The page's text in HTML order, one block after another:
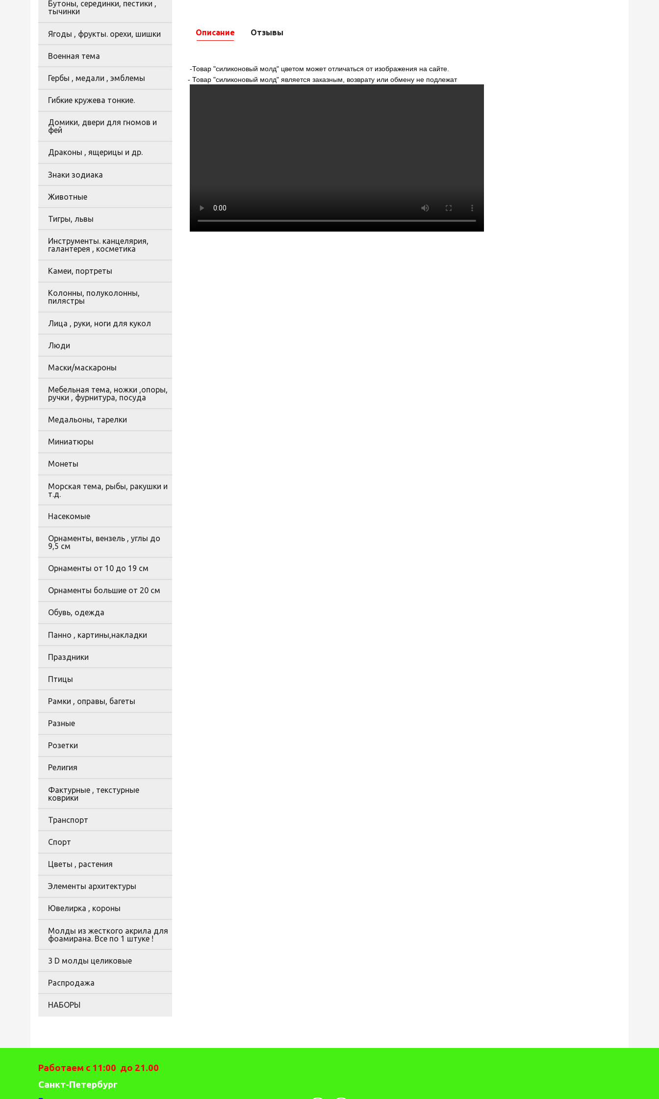
Описание
-Товар "силиконовый молд" цветом может отличаться от изображения на сайте.
- Товар "силиконовый молд" является заказным, возврату или обмену не подлежат
Отзывы
Бутоны, серединки, пестики ,
тычинки
Ягоды , фрукты. орехи, шишки
Военная тема
Гербы , медали , эмблемы
Гибкие кружева тонкие.
Домики, двери для гномов и
фей
Драконы , ящерицы и др.
Знаки зодиака
Животные
Тигры, львы
Инструменты. канцелярия,
галантерея , косметика
Камеи, портреты
Колонны, полуколонны,
пилястры
Лица , руки, ноги для кукол
Люди
Маски/маскароны
Мебельная тема, ножки ,опоры,
ручки , фурнитура, посуда
Медальоны, тарелки
Миниатюры
Монеты
Морская тема, рыбы, ракушки и
т.д.
Насекомые
Орнаменты, вензель , углы до
9,5 см
Орнаменты от 10 до 19 см
Орнаменты большие от 20 см
Обувь, одежда
Панно , картины,накладки
Праздники
Птицы
Рамки , оправы, багеты
Разные
Розетки
Религия
Фактурные , текстурные
коврики
Транспорт
Спорт
Цветы , растения
Элементы архитектуры
Ювелирка , короны
Молды из жесткого акрила для
фоамирана. Все по 1 штуке !
3 D молды целиковые
Распродажа
НАБОРЫ
Работаем с 11:00 до 21.00
Санкт-Петербург